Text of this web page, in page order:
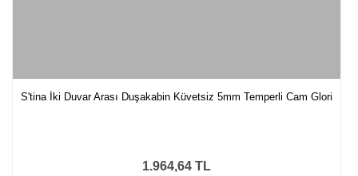
S'tina İki Duvar Arası Duşakabin Küvetsiz 5mm Temperli Cam Glori
1.964,64 TL